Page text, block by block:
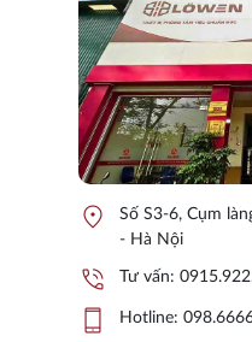
location_on
Số S3-6, Cụm
- Hà Nội
phone_in_talk Tư vấn:
phone_iphone Hotline: